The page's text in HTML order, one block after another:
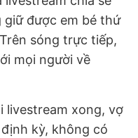
giữ được em bé thứ
sóng trực tiếp,
mọi người về
livestream xong, vợ
kỳ, không có